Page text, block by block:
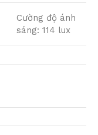
Cường độ ánh
sáng: 114 lux